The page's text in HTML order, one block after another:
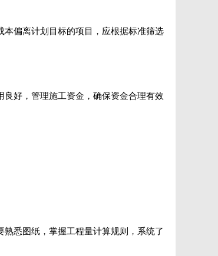
偏离计划目标的项目，应根据标准筛选
好，管理施工资金，确保资金合理有效
悉图纸，掌握工程量计算规则，系统了